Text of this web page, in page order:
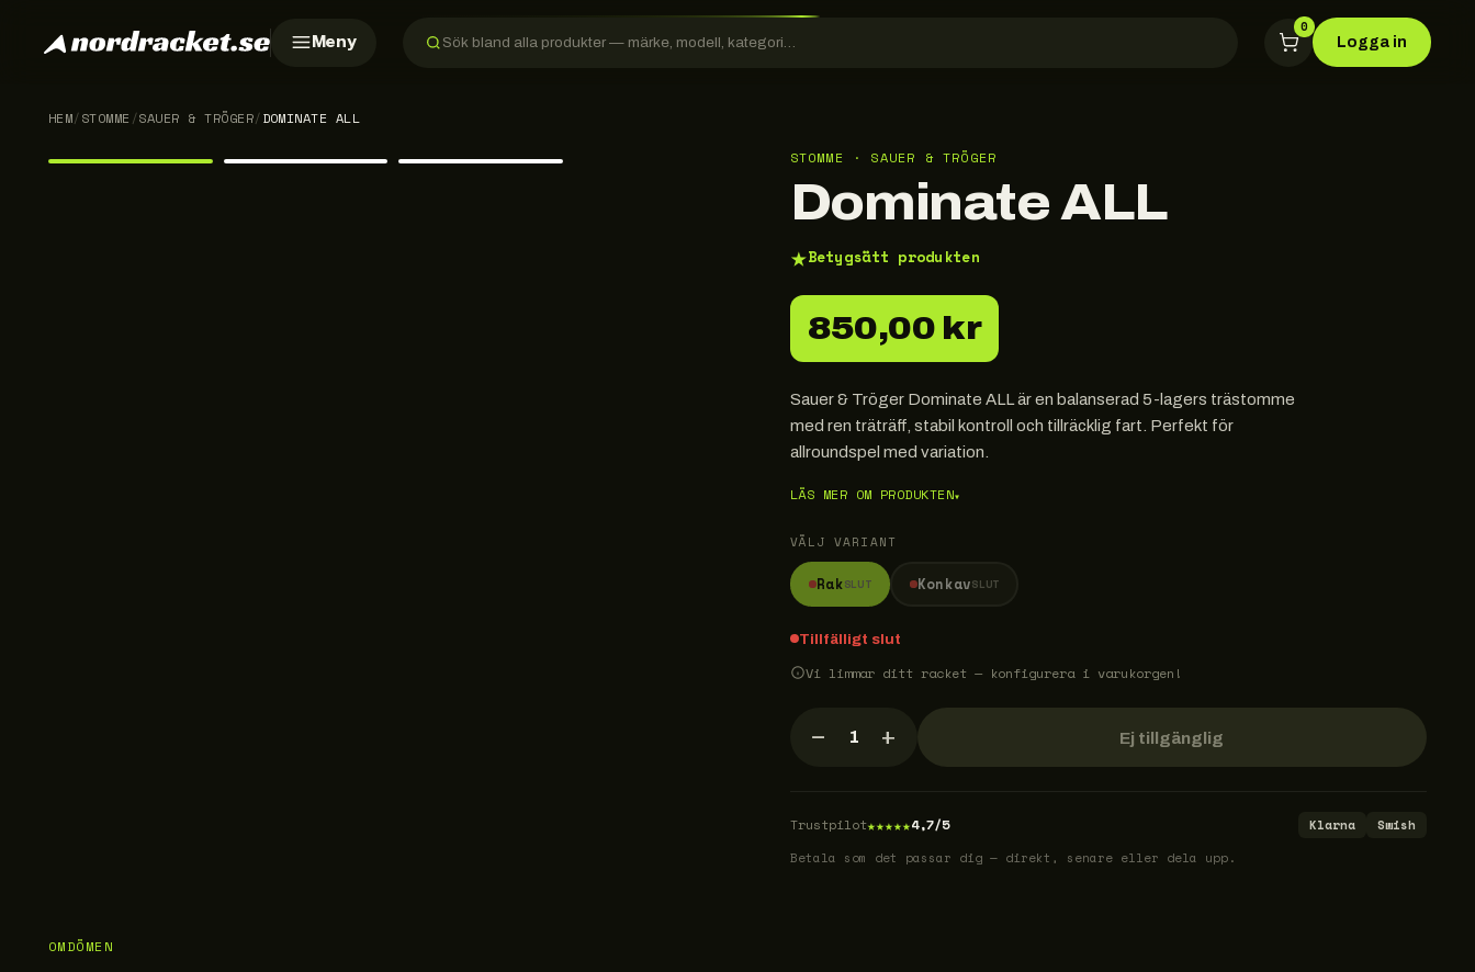
Meny
0
Logga in
HEM/STOMME /SAUER & TRÖGER/DOMINATE ALL
STOMME · SAUER & TRÖGER
Dominate ALL
★Betygsätt produkten
850,00 kr
Sauer & Tröger Dominate ALL är en balanserad 5-lagers trästomme
med ren träträff, stabil kontroll och tillräcklig fart. Perfekt för
allroundspel med variation.
LÄS MER OM PRODUKTEN▾
VÄLJ VARIANT
RakSLUT KonkavSLUT
Tillfälligt slut
Vi limmar ditt racket — konfigurera i varukorgen!
− 1 + Ej tillgänglig
Trustpilot★★★★★4,7/5 Klarna
Swish
Betala som det passar dig — direkt, senare eller dela upp.
OMDÖMEN